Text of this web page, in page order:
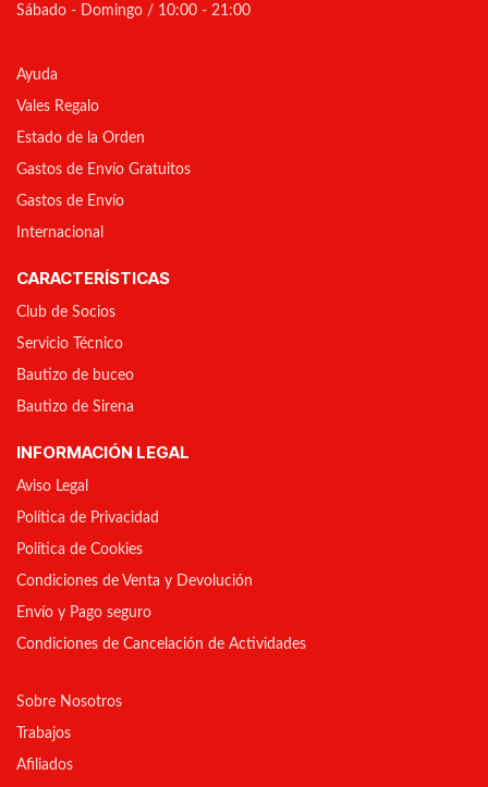
Sábado - Domingo / 10:00 - 21:00
Ayuda
Vales Regalo
Estado de la Orden
Gastos de Envío Gratuitos
Gastos de Envío
Internacional
CARACTERÍSTICAS
Club de Socios
Servicio Técnico
Bautizo de buceo
Bautizo de Sirena
INFORMACIÓN LEGAL
Aviso Legal
Política de Privacidad
Política de Cookies
Condiciones de Venta y Devolución
Envío y Pago seguro
Condiciones de Cancelación de Actividades
Sobre Nosotros
Trabajos
Afiliados